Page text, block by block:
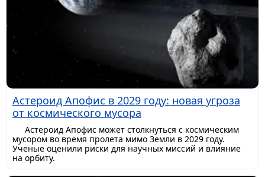
Астероид Апофис в 2029 году: новая угроза
от космического мусора
Астероид Апофис может столкнуться с космическим
мусором во время пролета мимо Земли в 2029 году.
Ученые оценили риски для научных миссий и влияние
на орбиту.